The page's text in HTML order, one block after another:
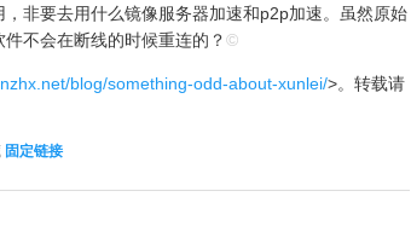
非要去用什么镜像服务器加速和p2p加速。虽然原始
不会在断线的时候重连的？©
blog/something-odd-about-xunlei/>。转载请
固定链接